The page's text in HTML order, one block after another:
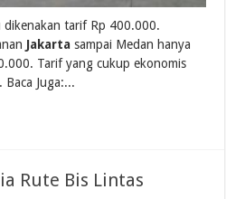
dikenakan tarif Rp 400.000.
Jakarta sampai Medan hanya
Tarif yang cukup ekonomis
Juga:...
Rute Bis Lintas